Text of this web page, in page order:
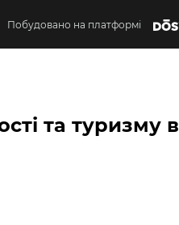
Побудовано на платформі
та туризму в